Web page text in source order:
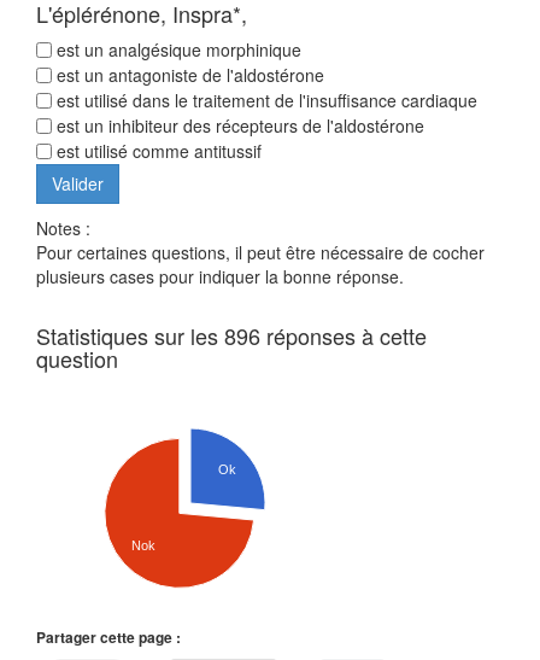
L'éplérénone, Inspra*,
est un analgésique morphinique
est un antagoniste de l'aldostérone
est utilisé dans le traitement de l'insuffisance cardiaque
est un inhibiteur des récepteurs de l'aldostérone
est utilisé comme antitussif
Notes :
Pour certaines questions, il peut être nécessaire de cocher
plusieurs cases pour indiquer la bonne réponse.
Statistiques sur les 896 réponses à cette
question
Ok
Nok
Partager cette page :